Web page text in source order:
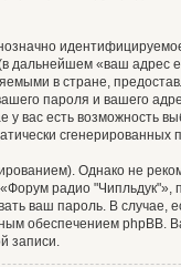
дальнейшем «ваш
в стране,
пароля и вашего
вас есть возможность
Однако не
радио "Чипльдук"»,
ваш пароль. В
обеспечением phpBB.
записи.